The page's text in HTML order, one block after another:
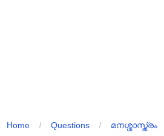
Home / Questions / മനശ്ശാസ്ത്രം